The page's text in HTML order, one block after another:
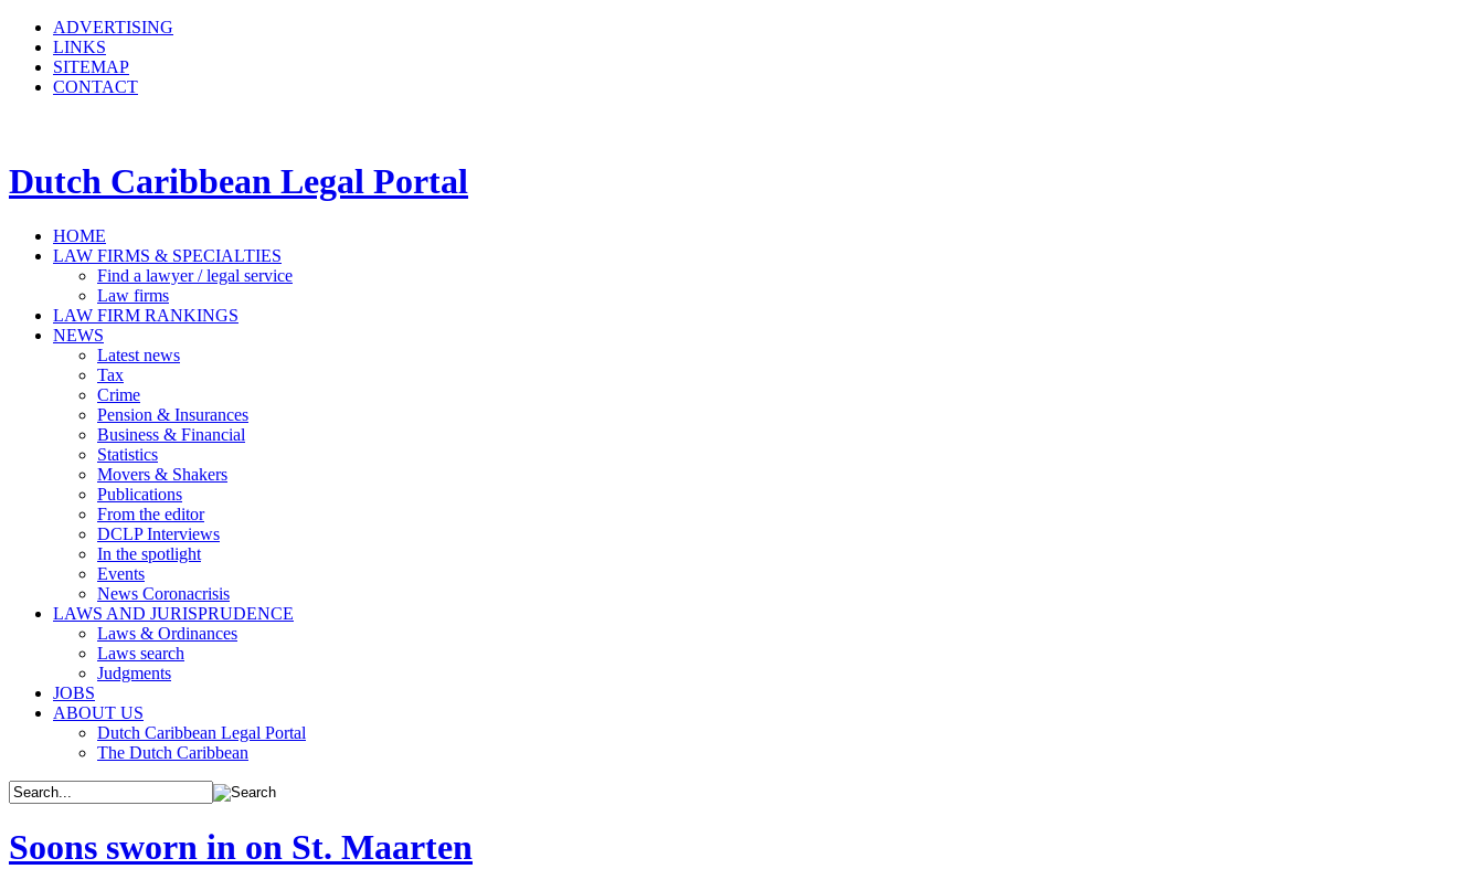
ADVERTISING
LINKS
SITEMAP
CONTACT
Dutch Caribbean Legal Portal
HOME
LAW FIRMS & SPECIALTIES
Find a lawyer / legal service
Law firms
LAW FIRM RANKINGS
NEWS
Latest news
Tax
Crime
Pension & Insurances
Business & Financial
Statistics
Movers & Shakers
Publications
From the editor
DCLP Interviews
In the spotlight
Events
News Coronacrisis
LAWS AND JURISPRUDENCE
Laws & Ordinances
Laws search
Judgments
JOBS
ABOUT US
Dutch Caribbean Legal Portal
The Dutch Caribbean
Soons sworn in on St. Maarten